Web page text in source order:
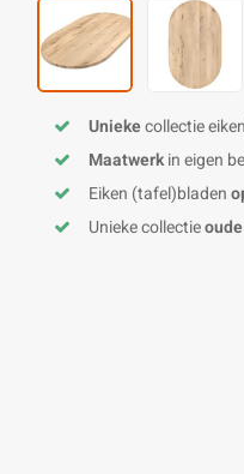
Uniekecollectie
Maatwerkin eigen
Eiken (tafel)bladen
Unieke collectie